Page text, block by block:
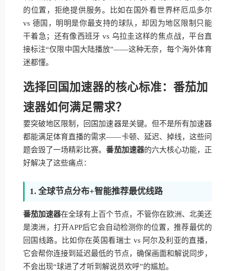
的位置，拒绝提供服务。比如在国外看世界杯厄瓜多尔
vs 德国，明明是你最支持的球队，却因为地区限制只能
干着急；还有像西班牙 vs 乌拉圭这样的焦点战，平台直
接标注“仅限中国大陆播放”——这种无奈，每个海外体育
迷都懂。
选择回国加速器的核心标准：番茄加
速器如何满足需求？
要突破地区限制，回国加速器是关键。但不是所有加速器
都能满足体育直播的需求——卡顿、延迟、掉线，这些问
题会毁了一场精彩比赛。番茄加速器的六大核心功能，正
好解决了这些痛点：
1. 全球节点分布+智能推荐最优线路
番茄加速器在全球有上百个节点，不管你在欧洲、北美还
是澳洲，打开APP后它会自动检测你的位置，推荐最优的
回国线路。比如你在英国看瑞士 vs 阿尔及利亚的直播，
它会帮你连接到延迟最低的节点，确保画面和解说同步，
不会出现“球进了才听到解说员欢呼”的尴尬。